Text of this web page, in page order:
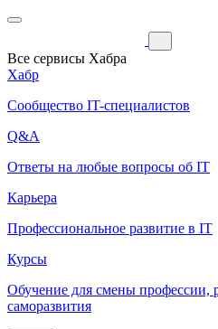
Все сервисы Хабра
Хабр
Сообщество IT-специалистов
Q&A
Ответы на любые вопросы об IT
Карьера
Профессиональное развитие в IT
Курсы
Обучение для смены профессии,
саморазвития